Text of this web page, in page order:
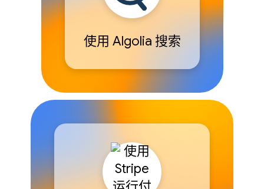
使用 Algolia 搜索